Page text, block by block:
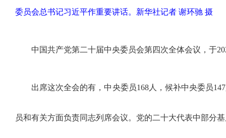
委员会总书记习近平作重要讲话。 新华社记者 谢环驰 摄
中国共产党第二十届中央委员会第四次全体会议，于
出席这次全会的有，中央委员168人，候补中央委员
员和有关方面负责同志列席会议。党的二十大代表中部分